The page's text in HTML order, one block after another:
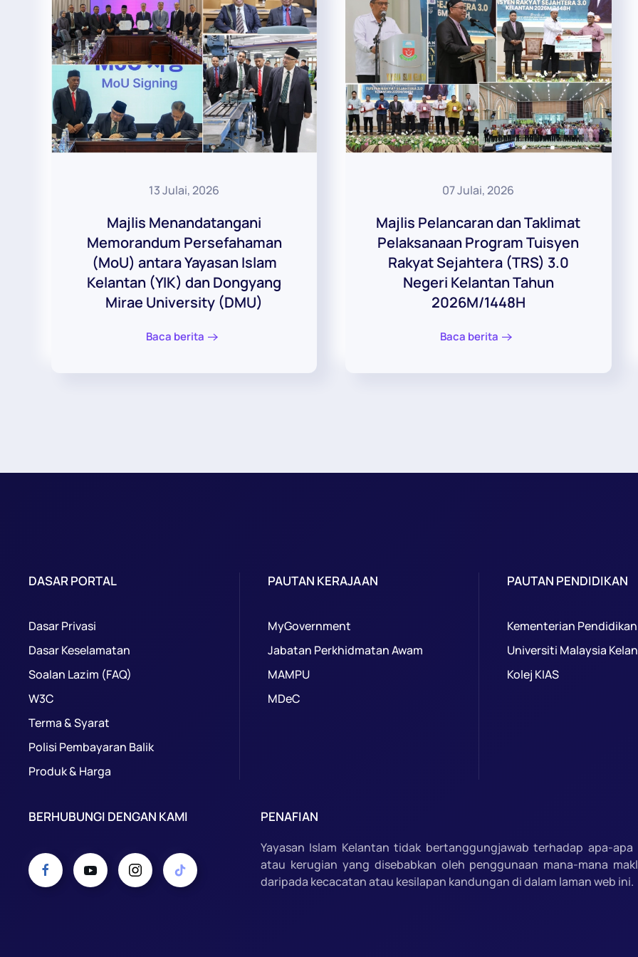
13 Julai, 2026
Majlis Menandatangani
Memorandum Persefahaman
(MoU) antara Yayasan Islam
Kelantan (YIK) dan Dongyang
Mirae University (DMU)
Baca berita
07 Julai, 2026
Majlis Pelancaran dan Taklimat
Pelaksanaan Program Tuisyen
Rakyat Sejahtera (TRS) 3.0
Negeri Kelantan Tahun
2026M/1448H
Baca berita
DASAR PORTAL
Dasar Privasi
Dasar Keselamatan
Soalan Lazim (FAQ)
W3C
Terma & Syarat
Polisi Pembayaran Balik
Produk & Harga
PAUTAN KERAJAAN
MyGovernment
Jabatan Perkhidmatan Awam
MAMPU
MDeC
PAUTAN PENDIDIKAN
Kementerian
Universiti Malaysia
Kolej KIAS
BERHUBUNGI DENGAN KAMI PENAFIAN
Yayasan Islam Kelantan tidak bertanggungjawab terhadap apa-apa
atau kerugian yang disebabkan oleh penggunaan mana-mana
daripada kecacatan atau kesilapan kandungan di dalam laman web ini.